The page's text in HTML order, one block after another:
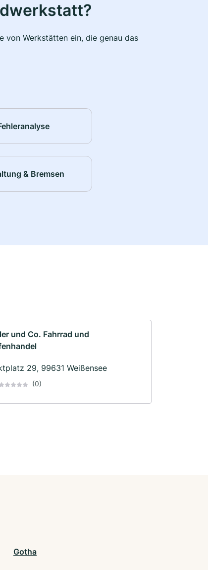
von Werkstätten ein, die genau das
& Bremsen
und Co. Fahrrad und
29, 99631 Weißensee
(0)
Gotha